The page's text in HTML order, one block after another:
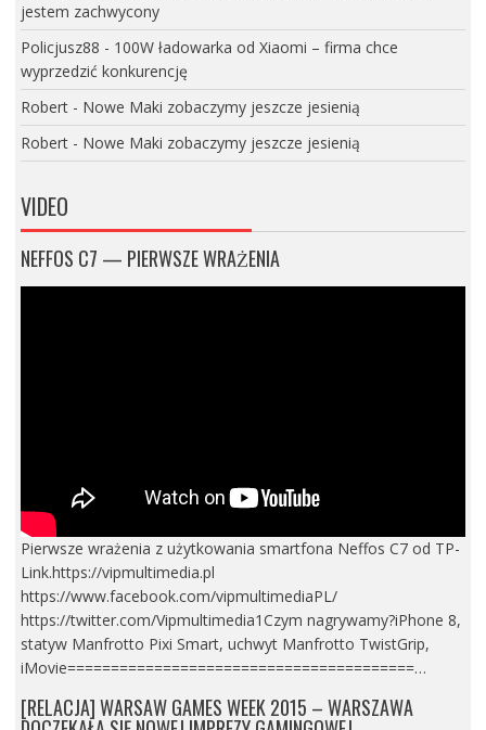
jestem zachwycony
Policjusz88 - 100W ładowarka od Xiaomi – firma chce
wyprzedzić konkurencję
Robert- Nowe Maki zobaczymy jeszcze jesienią
Robert- Nowe Maki zobaczymy jeszcze jesienią
VIDEO
NEFFOS C7 — PIERWSZE WRAŻENIA
Pierwsze wrażenia z użytkowania smartfona Neffos C7 od TP-
Link.https://vipmultimedia.pl
https://www.facebook.com/vipmultimediaPL/
https://twitter.com/Vipmultimedia1Czym nagrywamy?iPhone 8,
statyw Manfrotto Pixi Smart, uchwyt Manfrotto TwistGrip,
iMovie========================================…
[RELACJA] WARSAW GAMES WEEK 2015 – WARSZAWA